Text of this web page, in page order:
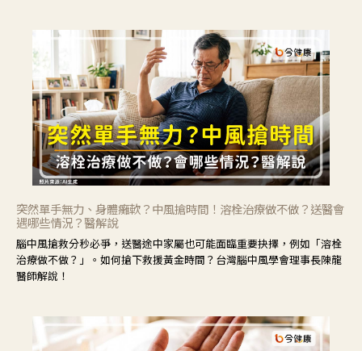
突然單手無力、身體癱軟？中風搶時間！溶栓治療做不做？送醫會
遇哪些情況？醫解說
腦中風搶救分秒必爭，送醫途中家屬也可能面臨重要抉擇，例如「溶栓
治療做不做？」。如何搶下救援黃金時間？台灣腦中風學會理事長陳龍
醫師解說！